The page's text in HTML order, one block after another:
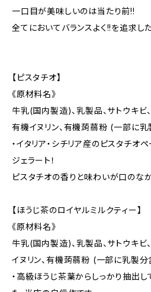
一口目が美味しいのは当たり前!!
全てにおいてバランスよく!!を追求し
【ピスタチオ】
《原材料名》
牛乳(国内製造)、乳製品、サトウキビ、
有機イヌリン、有機蒟蒻粉 (一部に乳
・イタリア・シチリア産のピスタチオ
ジェラート！
ピスタチオの香りと味わいが口のな
【ほうじ茶のロイヤルミルクティー】
《原材料名》
牛乳(国内製造)、乳製品、サトウキビ
イヌリン、有機蒟蒻粉 (一部に乳製分
・高級ほうじ茶葉からしっかり抽出し